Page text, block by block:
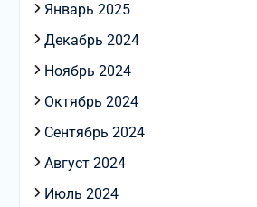
Январь 2025
Декабрь 2024
Ноябрь 2024
Октябрь 2024
Сентябрь 2024
Август 2024
Июль 2024